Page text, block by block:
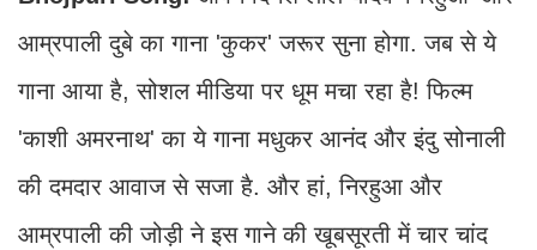
आम्रपाली दुबे का गाना 'कुकर' जरूर सुना होगा. जब से ये
गाना आया है, सोशल मीडिया पर धूम मचा रहा है! फिल्म
'काशी अमरनाथ' का ये गाना मधुकर आनंद और इंदु सोनाली
की दमदार आवाज से सजा है. और हां, निरहुआ और
आम्रपाली की जोड़ी ने इस गाने की खूबसूरती में चार चांद